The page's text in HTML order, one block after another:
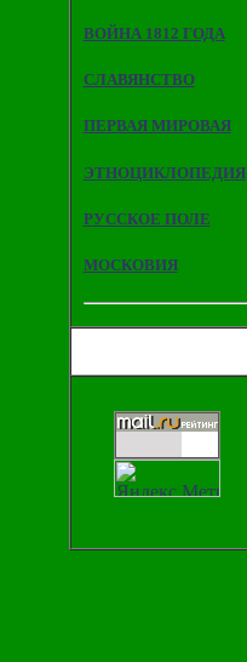
ВОЙНА 1812 ГОДА
СЛАВЯНСТВО
ПЕРВАЯ МИРОВАЯ
ЭТНОЦИКЛОПЕДИЯ
РУССКОЕ ПОЛЕ
МОСКОВИЯ